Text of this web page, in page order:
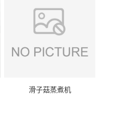
滑子菇蒸煮机